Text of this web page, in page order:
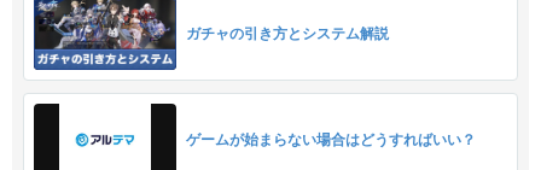
ガチャの引き方とシステム解説
ゲームが始まらない場合はどうすればいい？